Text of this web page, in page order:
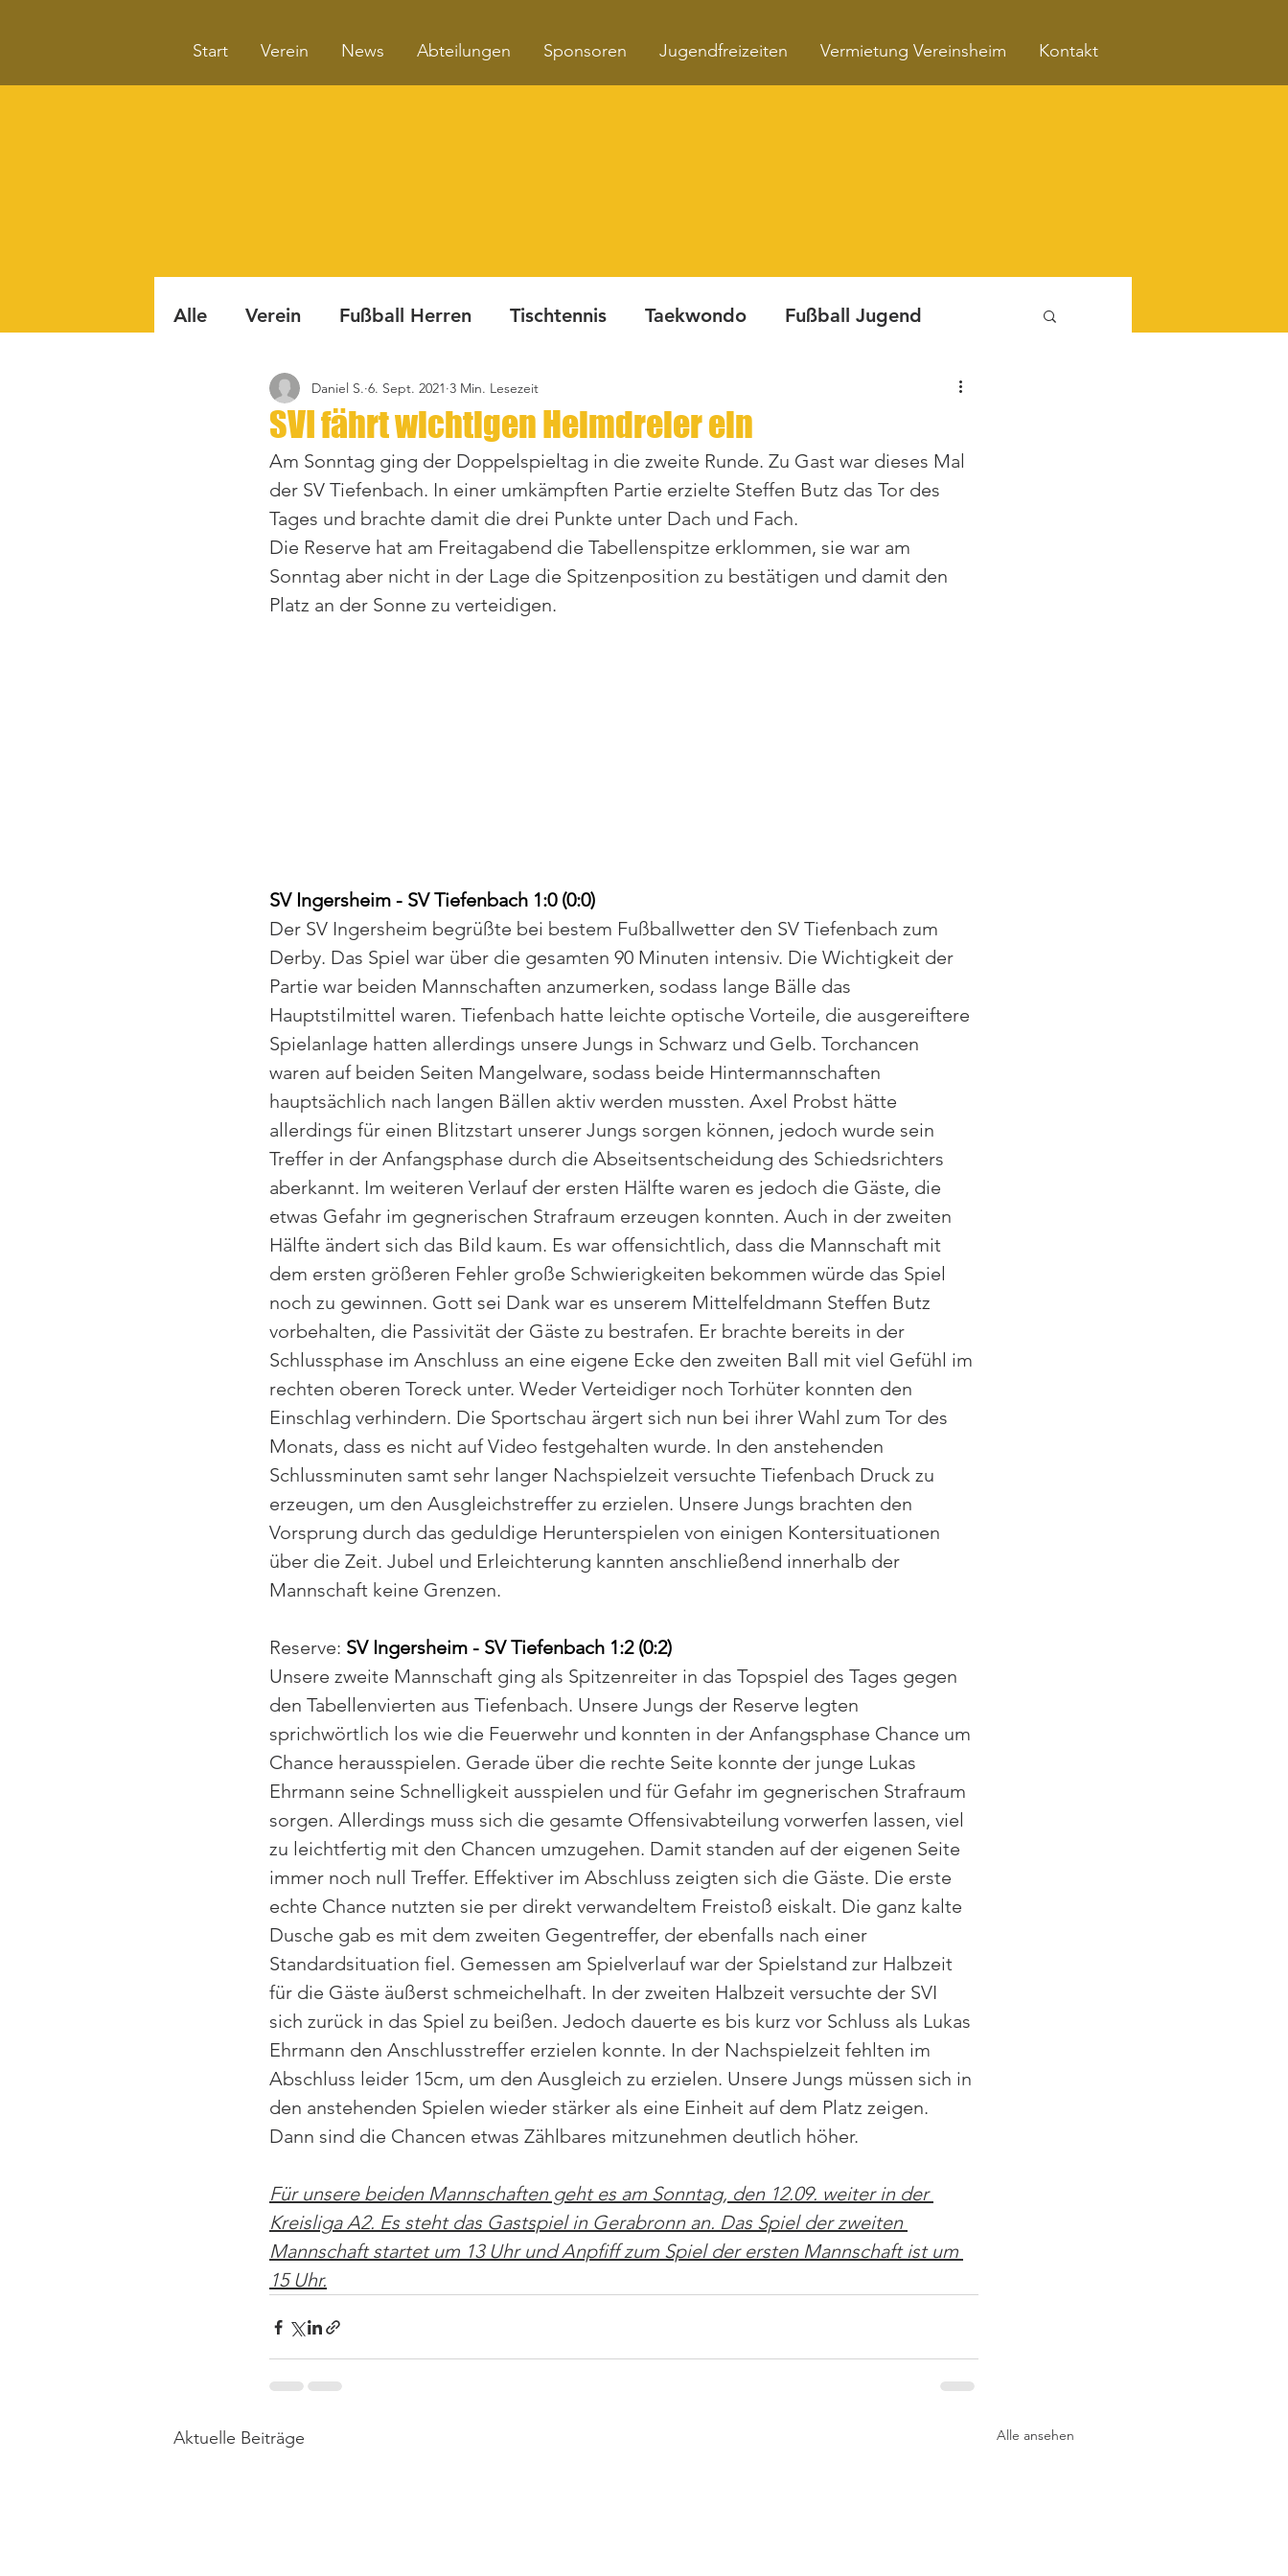
Start Verein News Abteilungen Sponsoren Jugendfreizeiten Vermietung Vereinsheim Kontakt
Alle Verein Fußball Herren Tischtennis Taekwondo Fußball Jugend
Badminton Boule Turnen Fitnesskurse Fitnessboxen
SVI fährt wichtigen Heimdreier ein
Daniel S. 6. Sept. 2021 3 Min. Lesezeit
Am Sonntag ging der Doppelspieltag in die zweite Runde. Zu Gast war dieses Mal
der SV Tiefenbach. In einer umkämpften Partie erzielte Steffen Butz das Tor des
Tages und brachte damit die drei Punkte unter Dach und Fach.
Die Reserve hat am Freitagabend die Tabellenspitze erklommen, sie war am
Sonntag aber nicht in der Lage die Spitzenposition zu bestätigen und damit den
Platz an der Sonne zu verteidigen.
SV Ingersheim - SV Tiefenbach 1:0 (0:0)
Der SV Ingersheim begrüßte bei bestem Fußballwetter den SV Tiefenbach zum
Derby. Das Spiel war über die gesamten 90 Minuten intensiv. Die Wichtigkeit der
Partie war beiden Mannschaften anzumerken, sodass lange Bälle das
Hauptstilmittel waren. Tiefenbach hatte leichte optische Vorteile, die ausgereiftere
Spielanlage hatten allerdings unsere Jungs in Schwarz und Gelb. Torchancen
waren auf beiden Seiten Mangelware, sodass beide Hintermannschaften
hauptsächlich nach langen Bällen aktiv werden mussten. Axel Probst hätte
allerdings für einen Blitzstart unserer Jungs sorgen können, jedoch wurde sein
Treffer in der Anfangsphase durch die Abseitsentscheidung des Schiedsrichters
aberkannt. Im weiteren Verlauf der ersten Hälfte waren es jedoch die Gäste, die
etwas Gefahr im gegnerischen Strafraum erzeugen konnten. Auch in der zweiten
Hälfte ändert sich das Bild kaum. Es war offensichtlich, dass die Mannschaft mit
dem ersten größeren Fehler große Schwierigkeiten bekommen würde das Spiel
noch zu gewinnen. Gott sei Dank war es unserem Mittelfeldmann Steffen Butz
vorbehalten, die Passivität der Gäste zu bestrafen. Er brachte bereits in der
Schlussphase im Anschluss an eine eigene Ecke den zweiten Ball mit viel Gefühl im
rechten oberen Toreck unter. Weder Verteidiger noch Torhüter konnten den
Einschlag verhindern. Die Sportschau ärgert sich nun bei ihrer Wahl zum Tor des
Monats, dass es nicht auf Video festgehalten wurde. In den anstehenden
Schlussminuten samt sehr langer Nachspielzeit versuchte Tiefenbach Druck zu
erzeugen, um den Ausgleichstreffer zu erzielen. Unsere Jungs brachten den
Vorsprung durch das geduldige Herunterspielen von einigen Kontersituationen
über die Zeit. Jubel und Erleichterung kannten anschließend innerhalb der
Mannschaft keine Grenzen.
Reserve: SV Ingersheim - SV Tiefenbach 1:2 (0:2)
Unsere zweite Mannschaft ging als Spitzenreiter in das Topspiel des Tages gegen
den Tabellenvierten aus Tiefenbach. Unsere Jungs der Reserve legten
sprichwörtlich los wie die Feuerwehr und konnten in der Anfangsphase Chance um
Chance herausspielen. Gerade über die rechte Seite konnte der junge Lukas
Ehrmann seine Schnelligkeit ausspielen und für Gefahr im gegnerischen Strafraum
sorgen. Allerdings muss sich die gesamte Offensivabteilung vorwerfen lassen, viel
zu leichtfertig mit den Chancen umzugehen. Damit standen auf der eigenen Seite
immer noch null Treffer. Effektiver im Abschluss zeigten sich die Gäste. Die erste
echte Chance nutzten sie per direkt verwandeltem Freistoß eiskalt. Die ganz kalte
Dusche gab es mit dem zweiten Gegentreffer, der ebenfalls nach einer
Standardsituation fiel. Gemessen am Spielverlauf war der Spielstand zur Halbzeit
für die Gäste äußerst schmeichelhaft. In der zweiten Halbzeit versuchte der SVI
sich zurück in das Spiel zu beißen. Jedoch dauerte es bis kurz vor Schluss als Lukas
Ehrmann den Anschlusstreffer erzielen konnte. In der Nachspielzeit fehlten im
Abschluss leider 15cm, um den Ausgleich zu erzielen. Unsere Jungs müssen sich in
den anstehenden Spielen wieder stärker als eine Einheit auf dem Platz zeigen.
Dann sind die Chancen etwas Zählbares mitzunehmen deutlich höher.
Für unsere beiden Mannschaften geht es am Sonntag, den 12.09. weiter in der
Kreisliga A2. Es steht das Gastspiel in Gerabronn an. Das Spiel der zweiten
Mannschaft startet um 13 Uhr und Anpfiff zum Spiel der ersten Mannschaft ist um
15 Uhr.
Aktuelle Beiträge Alle ansehen